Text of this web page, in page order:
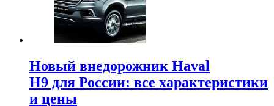
Новый внедорожник Haval
H9 для России: все характеристики
и цены